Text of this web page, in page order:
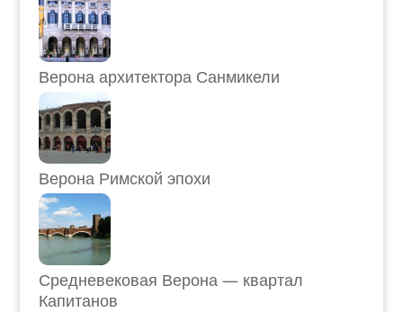
Верона архитектора Санмикели
Верона Римской эпохи
Средневековая Верона — квартал
Капитанов